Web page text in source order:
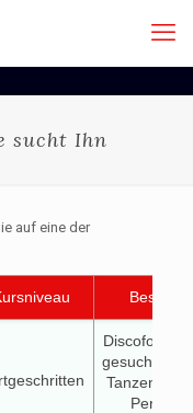
sucht Ihn
auf eine der
Discofox-
gesucht –
Tanzen